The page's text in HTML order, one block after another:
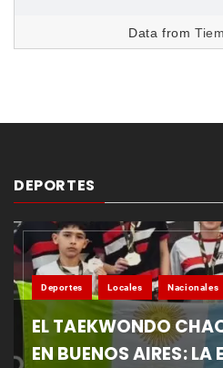
Data from
DEPORTES
Deportes Locales Nacionales
EL TAEKWONDO
EN BUENOS AIRES: LA